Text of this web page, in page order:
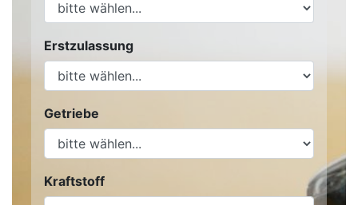
Erstzulassung
Getriebe
Kraftstoff